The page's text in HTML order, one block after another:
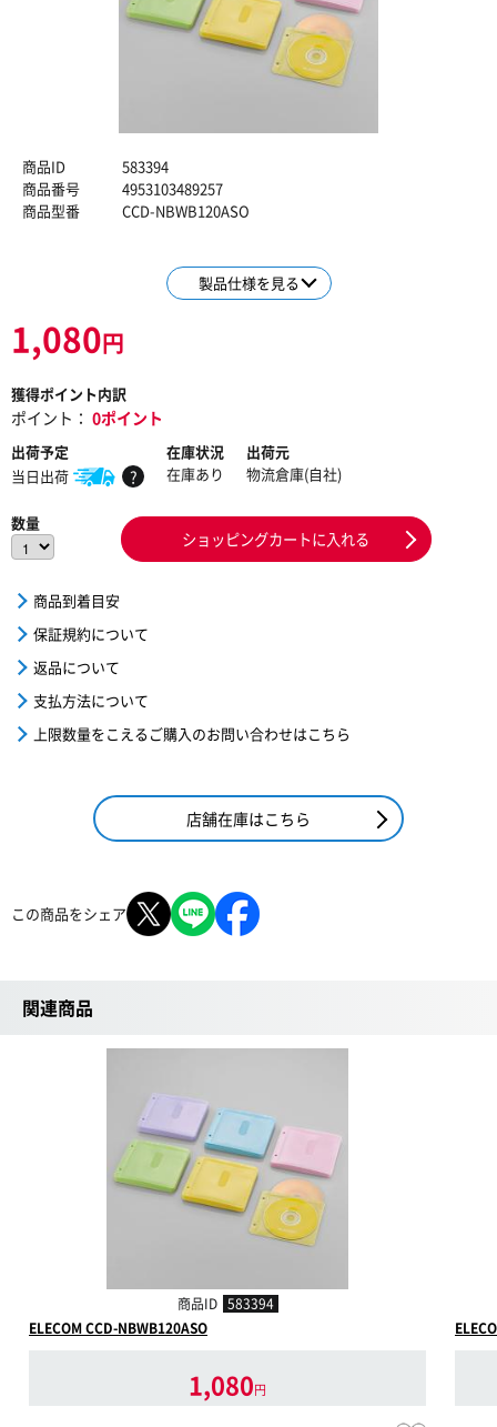
商品ID
583394
商品番号
4953103489257
商品型番
CCD-NBWB120ASO
製品仕様を見る
1,080円
獲得ポイント内訳
ポイント： 0ポイント
出荷予定
当日出荷
?
在庫状況
在庫あり
出荷元
物流倉庫(自社)
数量
ショッピングカートに入れる
商品到着目安
保証規約について
返品について
支払方法について
上限数量をこえるご購入のお問い合わせはこちら
店舗在庫はこちら
この商品をシェア
関連商品
商品ID 583394
ELECOM CCD-NBWB120ASO
1,080円